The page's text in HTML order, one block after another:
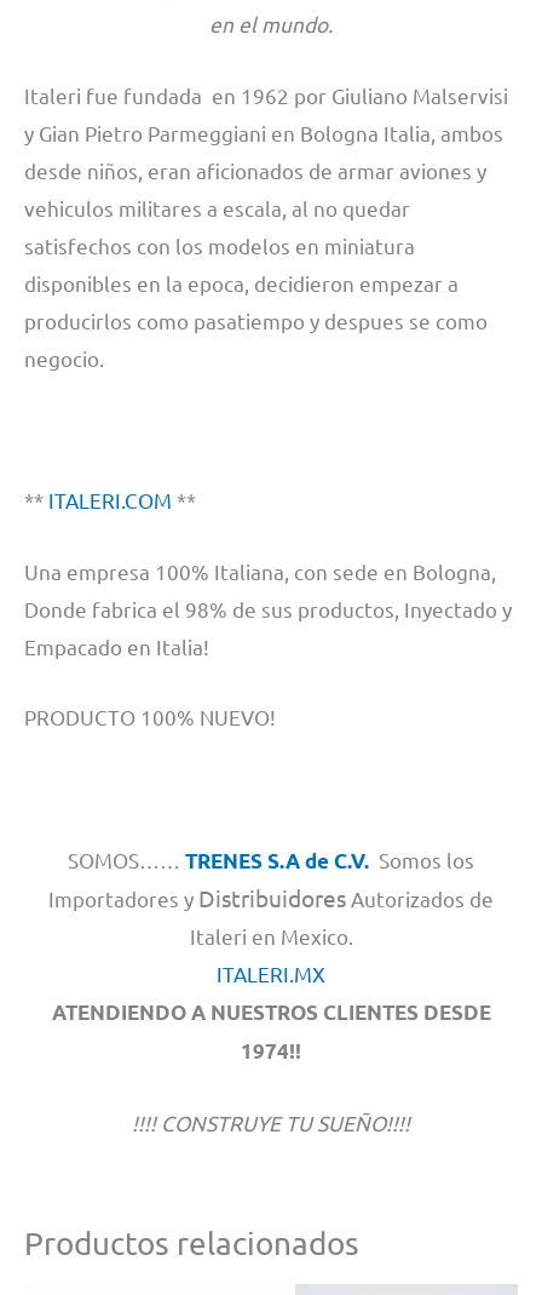
en el mundo.
Italeri fue fundada en 1962 por Giuliano Malservisi
y Gian Pietro Parmeggiani en Bologna Italia, ambos
desde niños, eran aficionados de armar aviones y
vehiculos militares a escala, al no quedar
satisfechos con los modelos en miniatura
disponibles en la epoca, decidieron empezar a
producirlos como pasatiempo y despues se como
negocio.
** ITALERI.COM **
Una empresa 100% Italiana, con sede en Bologna,
Donde fabrica el 98% de sus productos, Inyectado y
Empacado en Italia!
PRODUCTO 100% NUEVO!
SOMOS…… TRENES S.A de C.V. Somos los
Importadores y Distribuidores Autorizados de
Italeri en Mexico.
ITALERI.MX
ATENDIENDO A NUESTROS CLIENTES DESDE
1974!!
!!!! CONSTRUYE TU SUEÑO!!!!
Productos relacionados